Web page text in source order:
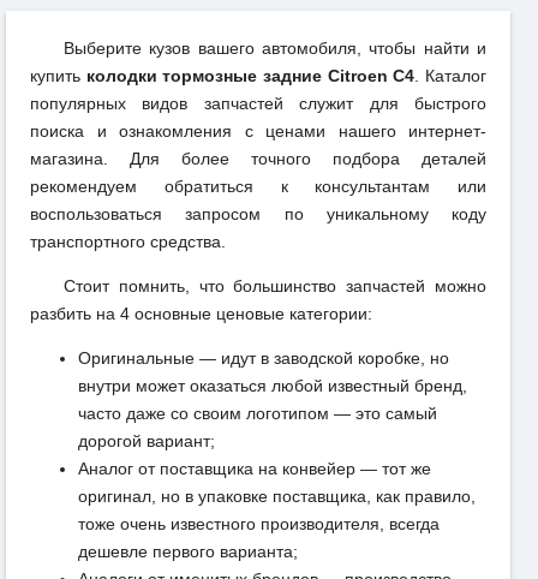
Выберите кузов вашего автомобиля, чтобы найти и
купить колодки тормозные задние Citroen C4 . Каталог
популярных видов запчастей служит для быстрого
поиска и ознакомления с ценами нашего интернет-
магазина. Для более точного подбора деталей
рекомендуем обратиться к консультантам или
воспользоваться запросом по уникальному коду
транспортного средства.
Стоит помнить, что большинство запчастей можно
разбить на 4 основные ценовые категории:
Оригинальные — идут в заводской коробке, но
внутри может оказаться любой известный бренд,
часто даже со своим логотипом — это самый
дорогой вариант;
Аналог от поставщика на конвейер — тот же
оригинал, но в упаковке поставщика, как правило,
тоже очень известного производителя, всегда
дешевле первого варианта;